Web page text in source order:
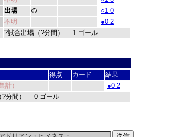
出場
○1-0
不明
●0-2
?試合出場（?分間） 1 ゴール
得点 カード
結果
計）
●0-2
?分間） 0 ゴール